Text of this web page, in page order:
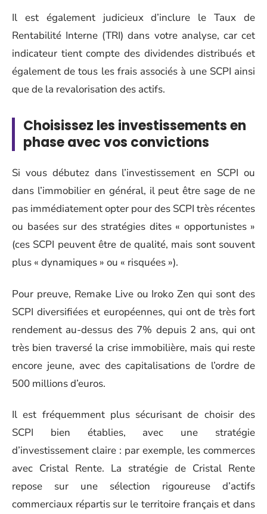
Il est également judicieux d’inclure le Taux de
Rentabilité Interne (TRI) dans votre analyse, car cet
indicateur tient compte des dividendes distribués et
également de tous les frais associés à une SCPI ainsi
que de la revalorisation des actifs.
Choisissez les investissements en
phase avec vos convictions
Si vous débutez dans l’investissement en SCPI ou
dans l’immobilier en général, il peut être sage de ne
pas immédiatement opter pour des SCPI très récentes
ou basées sur des stratégies dites « opportunistes »
(ces SCPI peuvent être de qualité, mais sont souvent
plus « dynamiques » ou « risquées »).
Pour preuve, Remake Live ou Iroko Zen qui sont des
SCPI diversifiées et européennes, qui ont de très fort
rendement au-dessus des 7% depuis 2 ans, qui ont
très bien traversé la crise immobilière, mais qui reste
encore jeune, avec des capitalisations de l’ordre de
500 millions d’euros.
Il est fréquemment plus sécurisant de choisir des
SCPI bien établies, avec une stratégie
d’investissement claire : par exemple, les commerces
avec Cristal Rente. La stratégie de Cristal Rente
repose sur une sélection rigoureuse d’actifs
commerciaux répartis sur le territoire français et dans